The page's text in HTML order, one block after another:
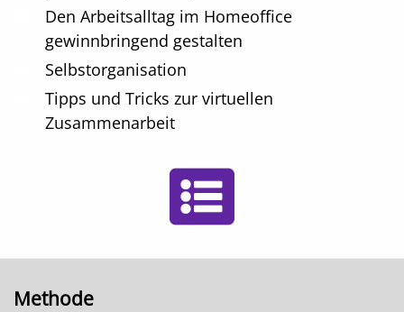
Den Arbeitsalltag im Homeoffice
gewinnbringend gestalten
Selbstorganisation
Tipps und Tricks zur virtuellen
Zusammenarbeit
Methode